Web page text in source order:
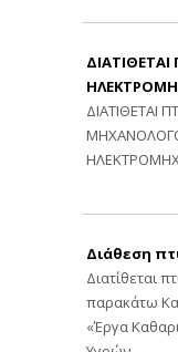
ΔΙΑΤΙΘΕΤΑΙ
Διάθεση
Διατίθεται
παρακάτω
«Έργα